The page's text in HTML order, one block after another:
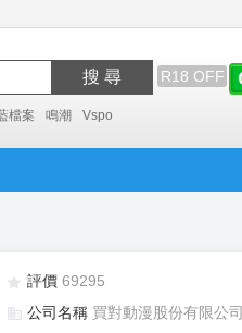
搜 尋 R18 OFF
檔案 鳴潮 Vspo
評價 69295
公司名稱 買對動漫股份有限公司